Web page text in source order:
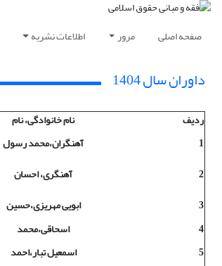
صفحه اصلی مرور اطلاعات نشریه
داوران سال 1404
ردیف نام خانوادگی، نام
1
آهنگران،محمد رسول
2
آهنگری، احسان
3
ابویی مهریزی،حسین
4
اسحاقی،محمد
5
اسمعیل تبار،احمد